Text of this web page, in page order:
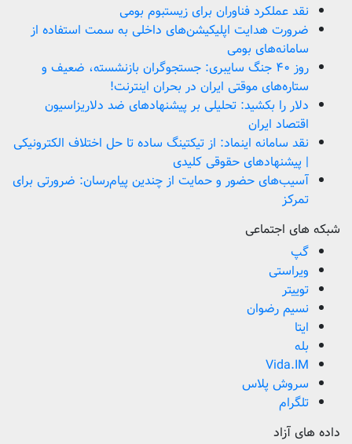
نقد عملکرد فناوران برای زیستبوم بومی
ضرورت هدایت اپلیکیشن‌های داخلی به سمت استفاده از
سامانه‌های بومی
روز ۴۰ جنگ سایبری: جستجوگران بازنشسته، ضعیف و
ستاره‌های موقتی ایران در بحران اینترنت!
دلار را بکشید: تحلیلی بر پیشنهادهای ضد دلاریزاسیون
اقتصاد ایران
نقد سامانه اینماد: از تیکتینگ ساده تا حل اختلاف الکترونیکی
| پیشنهادهای حقوقی کلیدی
آسیب‌های حضور و حمایت از چندین پیام‌رسان: ضرورتی برای
تمرکز
شبکه های اجتماعی
گپ
ویراستی
توییتر
نسیم رضوان
ایتا
بله
Vida.IM
سروش پلاس
تلگرام
داده های آزاد